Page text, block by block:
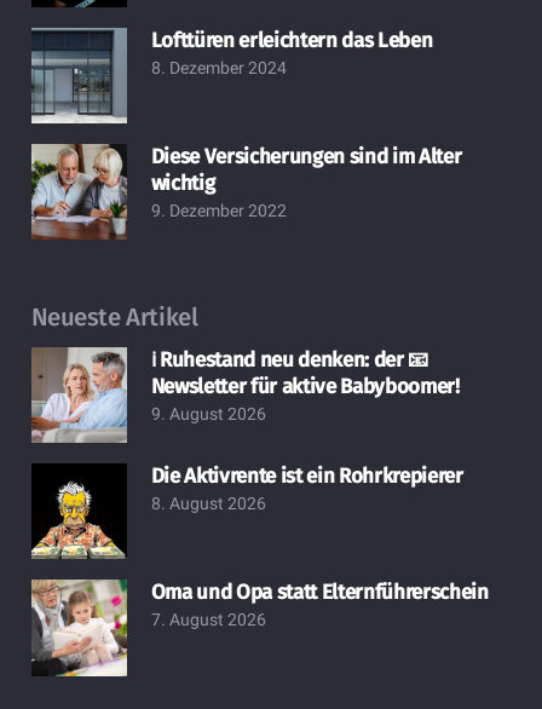
Lofttüren erleichtern das Leben
8. Dezember 2024
Diese Versicherungen sind im Alter
wichtig
9. Dezember 2022
Neueste Artikel
ℹ️ Ruhestand neu denken: der 📧
Newsletter für aktive Babyboomer!
9. August 2026
Die Aktivrente ist ein Rohrkrepierer
8. August 2026
Oma und Opa statt Elternführerschein
7. August 2026